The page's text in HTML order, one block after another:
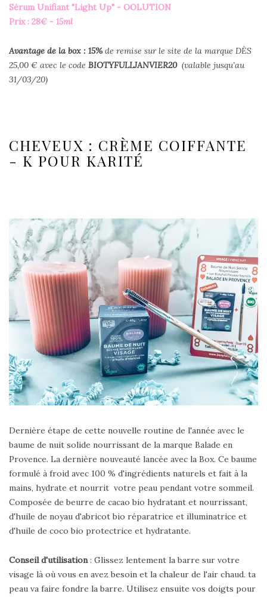
Sérum Unifiant "Light Up" - OOLUTION
Prix : 28€ - 15ml
Avantage de la box : 15%de remise sur le site de la marque DÈS
25,00 € avec le code BIOTYFULLJANVIER20(valable jusqu’au
31/03/20)
CHEVEUX : CRÈME COIFFANTE
- K POUR KARITÉ
Dernière étape de cette nouvelle routine de l'année avec le
baume de nuit solide nourrissant de la marque Balade en
Provence. La dernière nouveauté lancée avec la Box. Ce baume
formulé à froid avec 100 % d'ingrédients naturels et fait à la
mains, hydrate et nourrit votre peau pendant votre sommeil.
Composée de beurre de cacao bio hydratant et nourrissant,
d'huile de noyau d'abricot bio réparatrice et illuminatrice et
d'huile de coco bio protectrice et hydratante.
Conseil d'utilisation: Glissez lentement la barre sur votre
visage là où vous en avez besoin et la chaleur de l'air chaud. ta
peau va faire fondre la barre. Utilisez ensuite vos doigts pour